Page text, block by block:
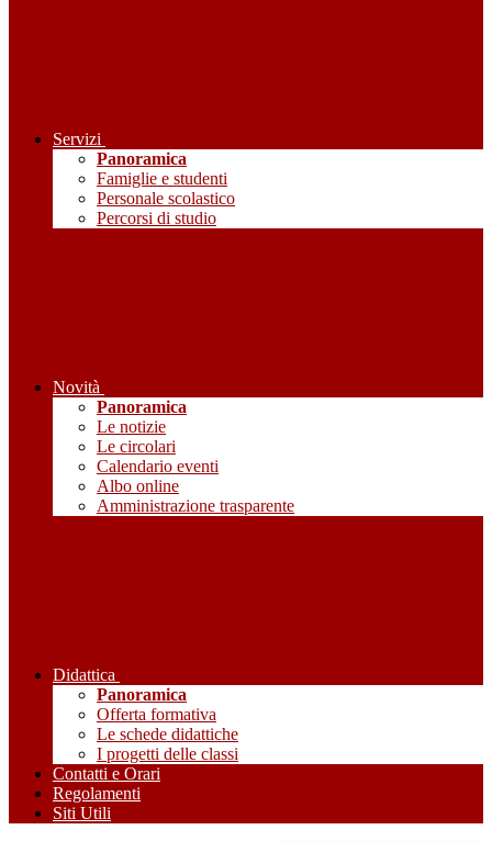
Servizi
Panoramica
Famiglie e studenti
Personale scolastico
Percorsi di studio
Novità
Panoramica
Le notizie
Le circolari
Calendario eventi
Albo online
Amministrazione trasparente
Didattica
Panoramica
Offerta formativa
Le schede didattiche
I progetti delle classi
Contatti e Orari
Regolamenti
Siti Utili